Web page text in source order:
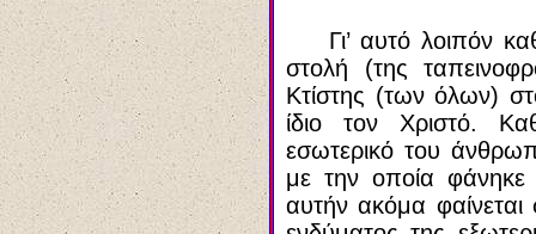
Γι’ αυτό λοιπόν
στολή (της
Κτίστης (των όλων)
ίδιο τον Χριστό.
εσωτερικό του
με την οποία φάνηκε
αυτήν ακόμα